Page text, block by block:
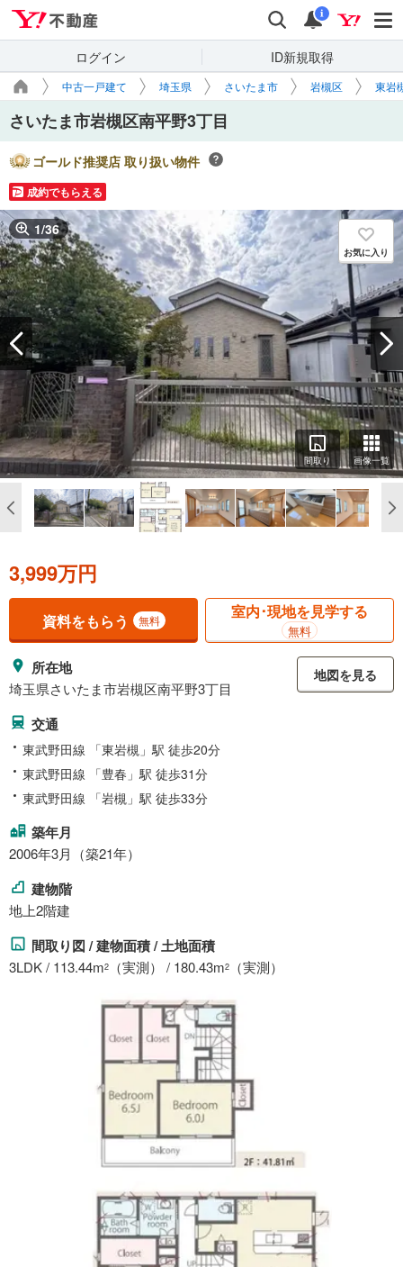
検索 通知
i
ログイン ID新規取得
中古一戸建て 埼玉県 さいたま市 岩槻区 東岩
さいたま市岩槻区南平野3丁目
ゴールド推奨店 取り扱い物件
成約でもらえる
1/36
お気に入り
間取り 画像一覧
3,999万円
資料をもらう 無料 室内･現地を見学する
無料
所在地
埼玉県さいたま市岩槻区南平野3丁目
地図を見る
交通
東武野田線 「東岩槻」駅 徒歩20分
東武野田線 「豊春」駅 徒歩31分
東武野田線 「岩槻」駅 徒歩33分
築年月
2006年3月（築21年）
建物階
地上2階建
間取り図 / 建物面積 / 土地面積
3LDK / 113.44m2 （実測） / 180.43m2 （実測）